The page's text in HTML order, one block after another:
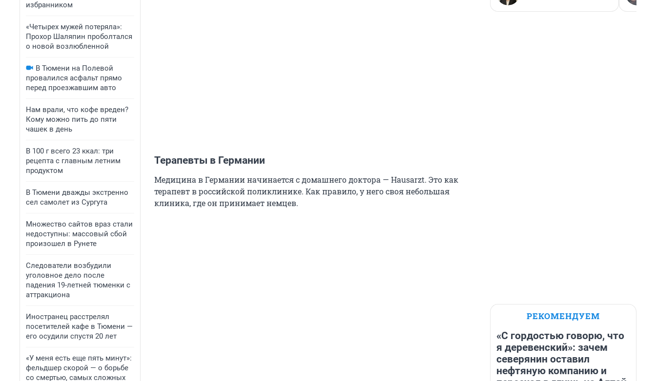
избранником
«Четырех мужей потеряла»:
Прохор Шаляпин проболтался
о новой возлюбленной
В Тюмени на Полевой
провалился асфальт прямо
перед проезжавшим авто
Нам врали, что кофе вреден?
Кому можно пить до пяти
чашек в день
В 100 г всего 23 ккал: три
рецепта с главным летним
продуктом
В Тюмени дважды экстренно
сел самолет из Сургута
Множество сайтов враз стали
недоступны: массовый сбой
произошел в Рунете
Следователи возбудили
уголовное дело после
падения 19-летней тюменки с
аттракциона
Иностранец расстрелял
посетителей кафе в Тюмени —
его осудили спустя 20 лет
«У меня есть еще пять минут»:
фельдшер скорой — о борьбе
со смертью, самых сложных
Терапевты в Германии
Медицина в Германии начинается с домашнего доктора — Hausarzt. Это как
терапевт в российской поликлинике. Как правило, у него своя небольшая
клиника, где он принимает немцев.
РЕКОМЕНДУЕМ
«С гордостью говорю, что
я деревенский»: зачем
северянин оставил
нефтяную компанию и